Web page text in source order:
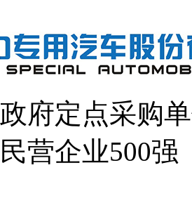
政府定点采购
民营企业500强